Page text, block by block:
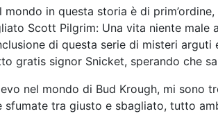
mondo in questa storia è di
Scott Pilgrim: Una vita niente male
di questa serie di misteri
gratis signor Snicket, sperando che
nel mondo di Bud Krough, mi sono
sfumate tra giusto e sbagliato, tutto